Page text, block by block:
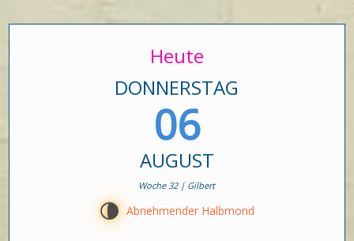
Heute
DONNERSTAG
06
AUGUST
Woche 32 | Gilbert
U Abnehmender Halbmond